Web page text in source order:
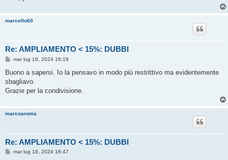
marcello60
Re: AMPLIAMENTO < 15%: DUBBI
M
s
a
g
o
mar lug 16, 2024 16:19
Buono a sapersi. Io la pensavo in modo più restrittivo ma evidentemente
sbagliavo.
Grazie per la condivisione.
marcoaroma
Re: AMPLIAMENTO < 15%: DUBBI
Mmar lug 16, 2024 16:47